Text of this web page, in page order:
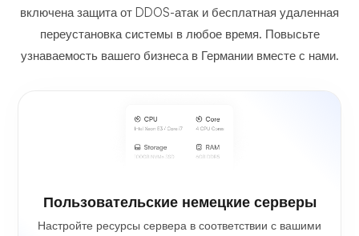
включена защита от DDOS-атак и бесплатная удаленная
переустановка системы в любое время. Повысьте
узнаваемость вашего бизнеса в Германии вместе с нами.
Пользовательские немецкие серверы
Настройте ресурсы сервера в соответствии с вашими